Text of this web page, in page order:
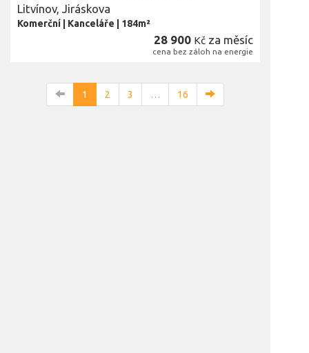
Litvínov, Jiráskova
Komerční Kanceláře 184m²
28 900 Kč za měsíc
cena bez záloh na energie
1 2 3 … 16